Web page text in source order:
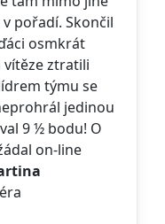
pořadí. Skončil
osmkrát
vítěze ztratili
týmu se
jedinou
9 ½ bodu! O
on-line